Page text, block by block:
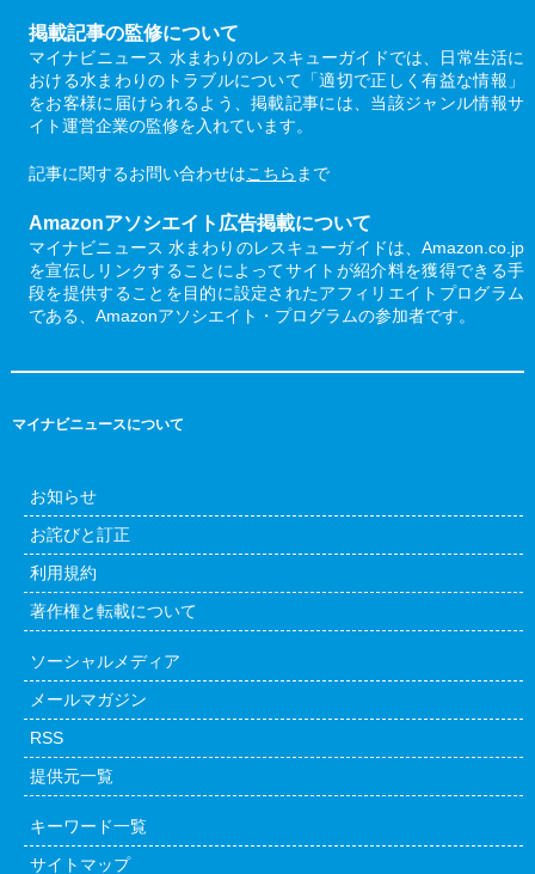
掲載記事の監修について
マイナビニュース 水まわりのレスキューガイドでは、日常生活に
おける水まわりのトラブルについて「適切で正しく有益な情報」
をお客様に届けられるよう、掲載記事には、当該ジャンル情報サ
イト運営企業の監修を入れています。
記事に関するお問い合わせはこちら まで
Amazonアソシエイト広告掲載について
マイナビニュース 水まわりのレスキューガイドは、Amazon.co.jp
を宣伝しリンクすることによってサイトが紹介料を獲得できる手
段を提供することを目的に設定されたアフィリエイトプログラム
である、Amazonアソシエイト・プログラムの参加者です。
マイナビニュースについて
お知らせ
お詫びと訂正
利用規約
著作権と転載について
ソーシャルメディア
メールマガジン
RSS
提供元一覧
キーワード一覧
サイトマップ